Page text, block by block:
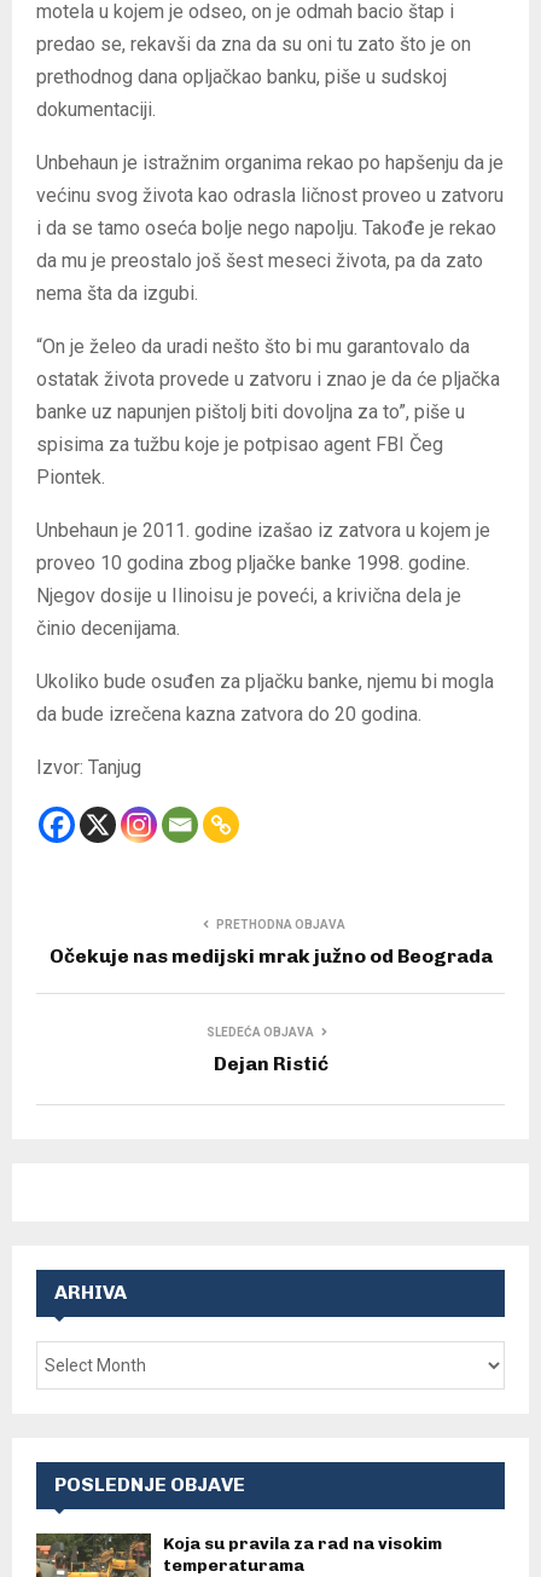
motela u kojem je odseo, on je odmah bacio štap i
predao se, rekavši da zna da su oni tu zato što je on
prethodnog dana opljačkao banku, piše u sudskoj
dokumentaciji.
Unbehaun je istražnim organima rekao po hapšenju da je
većinu svog života kao odrasla ličnost proveo u zatvoru
i da se tamo oseća bolje nego napolju. Takođe je rekao
da mu je preostalo još šest meseci života, pa da zato
nema šta da izgubi.
“On je želeo da uradi nešto što bi mu garantovalo da
ostatak života provede u zatvoru i znao je da će pljačka
banke uz napunjen pištolj biti dovoljna za to”, piše u
spisima za tužbu koje je potpisao agent FBI Čeg
Piontek.
Unbehaun je 2011. godine izašao iz zatvora u kojem je
proveo 10 godina zbog pljačke banke 1998. godine.
Njegov dosije u Ilinoisu je poveći, a krivična dela je
činio decenijama.
Ukoliko bude osuđen za pljačku banke, njemu bi mogla
da bude izrečena kazna zatvora do 20 godina.
Izvor: Tanjug
PRETHODNA OBJAVA
Očekuje nas medijski mrak južno od Beograda
SLEDEĆA OBJAVA
Dejan Ristić
ARHIVA
POSLEDNJE OBJAVE
Koja su pravila za rad na visokim
temperaturama